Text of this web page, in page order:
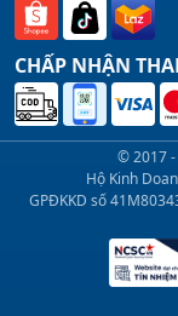
CHẤP NHẬN
© 2017 -
Hộ Kinh
GPĐKKD số